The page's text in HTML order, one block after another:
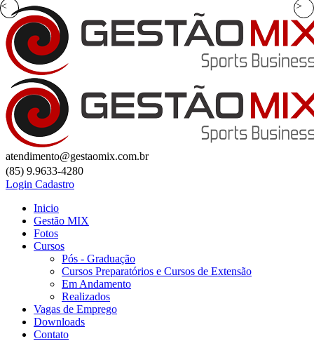
atendimento@gestaomix.com.br
(85) 9.9633-4280
Login Cadastro
Inicio
Gestão MIX
Fotos
Cursos
Pós - Graduação
Cursos Preparatórios e Cursos de Extensão
Em Andamento
Realizados
Vagas de Emprego
Downloads
Contato
< >